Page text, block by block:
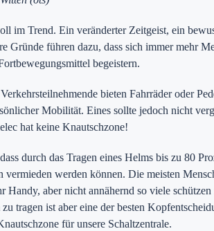
im Trend. Ein veränderter Zeitgeist, ein
Gründe führen dazu, dass sich immer mehr
begeistern.
bieten Fahrräder oder
Mobilität. Eines sollte jedoch nicht
hat keine Knautschzone!
durch das Tragen eines Helms bis zu 80
vermieden werden können. Die meisten
Handy, aber nicht annähernd so viele
tragen ist aber eine der besten
für unsere Schaltzentrale.